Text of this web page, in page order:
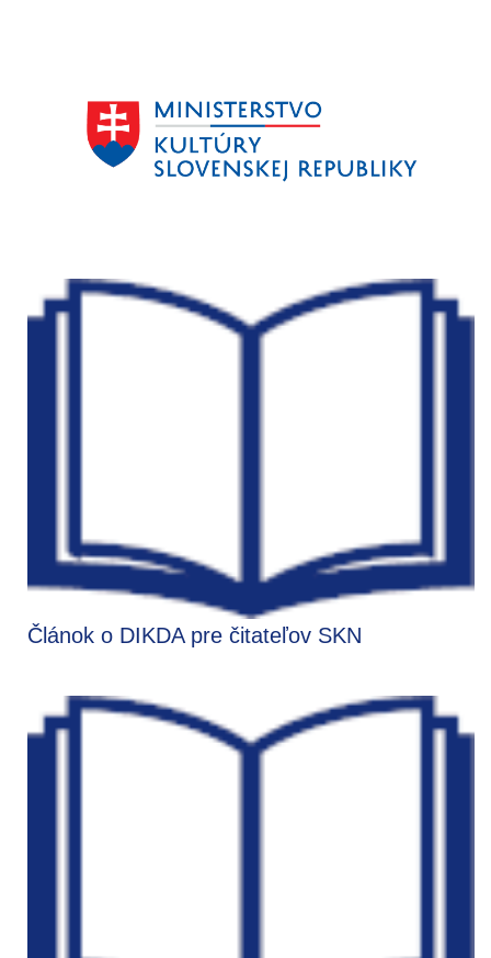
Článok o DIKDA pre čitateľov SKN